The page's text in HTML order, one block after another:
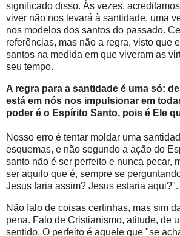
significado disso. Às vezes,
viver não nos levará à santidade, uma
nos modelos dos santos do passado.
referências, mas não a regra, visto que
santos na medida em que viveram as
seu tempo.
A regra para a santidade é uma só:
está em nós nos impulsionar em
poder é o Espírito Santo, pois é Ele
Nosso erro é tentar moldar uma
esquemas, e não segundo a ação do
santo não é ser perfeito e nunca pecar,
ser aquilo que é, sempre se
Jesus faria assim? Jesus estaria aqui?".
Não falo de coisas certinhas, mas sim
pena. Falo de Cristianismo, atitude, de
sentido. O perfeito é aquele que "se